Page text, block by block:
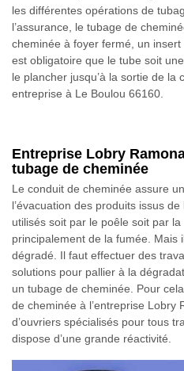
les différentes opérations de
l’assurance, le tubage de
cheminée à foyer fermé, un
est obligatoire que le tube soit
le plancher jusqu’à la sortie de la
entreprise à Le Boulou 66160.
Entreprise Lobry
tubage de cheminée
Le conduit de cheminée assure
l’évacuation des produits issus
utilisés soit par le poêle soit par la
principalement de la fumée. Mais
dégradé. Il faut effectuer des
solutions pour pallier à la
un tubage de cheminée. Pour
de cheminée à l’entreprise Lobry
d’ouvriers spécialisés pour tous
dispose d’une grande réactivité.